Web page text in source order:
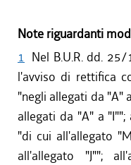
Note riguardanti
1 Nel B.U.R. dd.
l'avviso di rettifica
"negli allegati da "A"
allegati da "A" a
"di cui all'allegato
all'allegato "J"";